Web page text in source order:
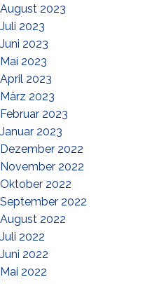
August 2023
Juli 2023
Juni 2023
Mai 2023
April 2023
März 2023
Februar 2023
Januar 2023
Dezember 2022
November 2022
Oktober 2022
September 2022
August 2022
Juli 2022
Juni 2022
Mai 2022